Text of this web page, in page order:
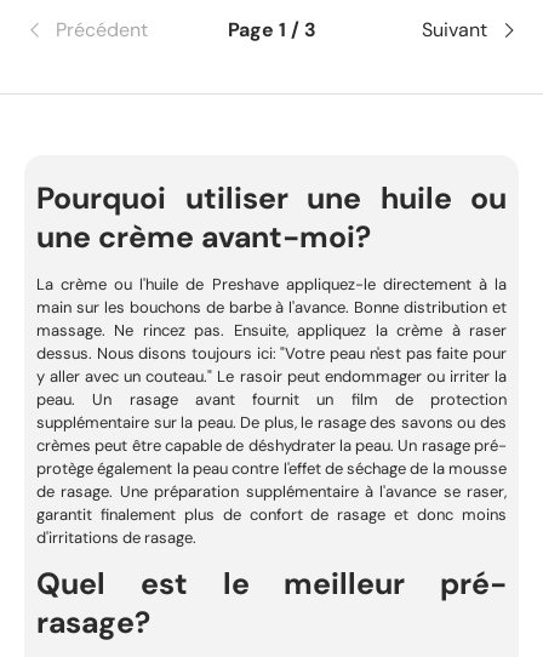
Précédent Page 1 / 3 Suivant
Pourquoi utiliser une huile ou
une crème avant-moi?
La crème ou l'huile de Preshave appliquez-le directement à la
main sur les bouchons de barbe à l'avance. Bonne distribution et
massage. Ne rincez pas. Ensuite, appliquez la crème à raser
dessus. Nous disons toujours ici: "Votre peau n'est pas faite pour
y aller avec un couteau." Le rasoir peut endommager ou irriter la
peau. Un rasage avant fournit un film de protection
supplémentaire sur la peau. De plus, le rasage des savons ou des
crèmes peut être capable de déshydrater la peau. Un rasage pré-
protège également la peau contre l'effet de séchage de la mousse
de rasage. Une préparation supplémentaire à l'avance se raser,
garantit finalement plus de confort de rasage et donc moins
d'irritations de rasage.
Quel est le meilleur pré-
rasage?